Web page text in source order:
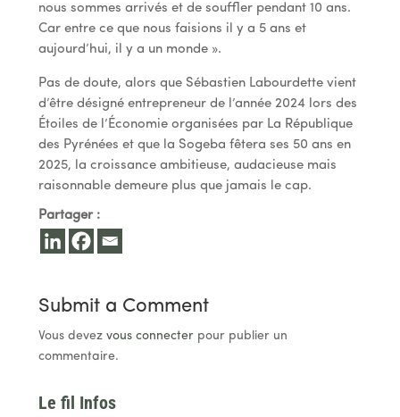
nous sommes arrivés et de souffler pendant 10 ans.
Car entre ce que nous faisions il y a 5 ans et
aujourd’hui, il y a un monde ».
Pas de doute, alors que Sébastien Labourdette vient
d’être désigné entrepreneur de l’année 2024 lors des
Étoiles de l’Économie organisées par La République
des Pyrénées et que la Sogeba fêtera ses 50 ans en
2025, la croissance ambitieuse, audacieuse mais
raisonnable demeure plus que jamais le cap.
Partager :
Submit a Comment
Vous devez vous connecterpour publier un
commentaire.
Le fil Infos